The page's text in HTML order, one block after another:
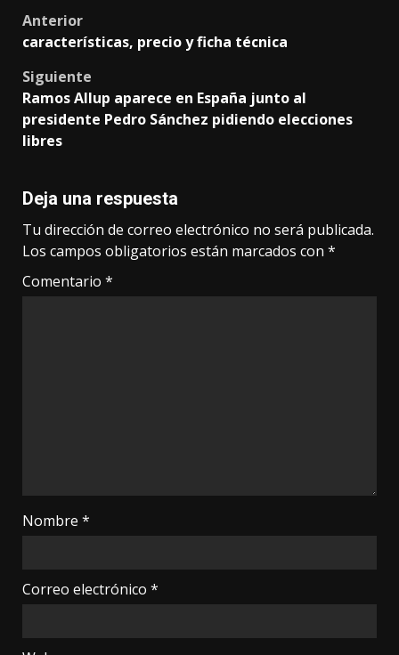
Post
navigation
Anterior
características, precio y ficha técnica
Siguiente
Ramos Allup aparece en España junto al
presidente Pedro Sánchez pidiendo elecciones
libres
Deja una respuesta
Tu dirección de correo electrónico no será publicada.
Los campos obligatorios están marcados con *
Comentario *
Nombre *
Correo electrónico *